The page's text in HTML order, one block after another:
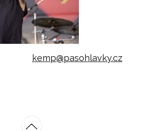
kemp@pasohlavky.cz